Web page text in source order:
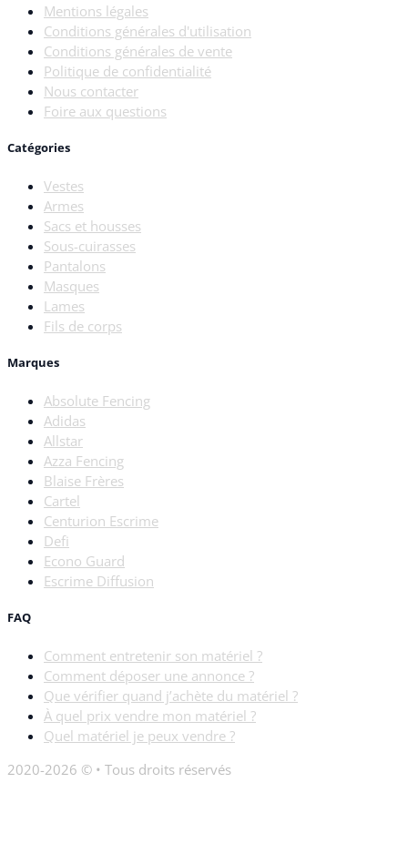
Mentions légales
Conditions générales d'utilisation
Conditions générales de vente
Politique de confidentialité
Nous contacter
Foire aux questions
Catégories
Vestes
Armes
Sacs et housses
Sous-cuirasses
Pantalons
Masques
Lames
Fils de corps
Marques
Absolute Fencing
Adidas
Allstar
Azza Fencing
Blaise Frères
Cartel
Centurion Escrime
Defi
Econo Guard
Escrime Diffusion
FAQ
Comment entretenir son matériel ?
Comment déposer une annonce ?
Que vérifier quand j’achète du matériel ?
À quel prix vendre mon matériel ?
Quel matériel je peux vendre ?
2020-2026 © • Tous droits réservés